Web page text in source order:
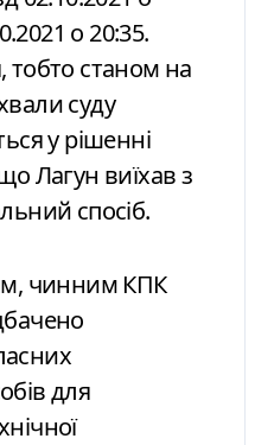
о 20:35.
тобто станом на
суду
у рішенні
Лагун виїхав з
спосіб.
чинним КПК
для